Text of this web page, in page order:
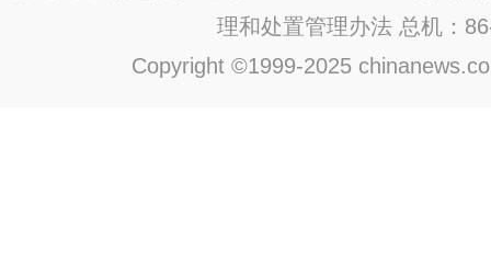
理和处置管理办法 总机：
Copyright ©1999-2025